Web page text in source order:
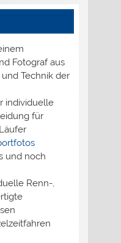
Fotograf aus
Technik der
individuelle
für
und noch
Renn-,